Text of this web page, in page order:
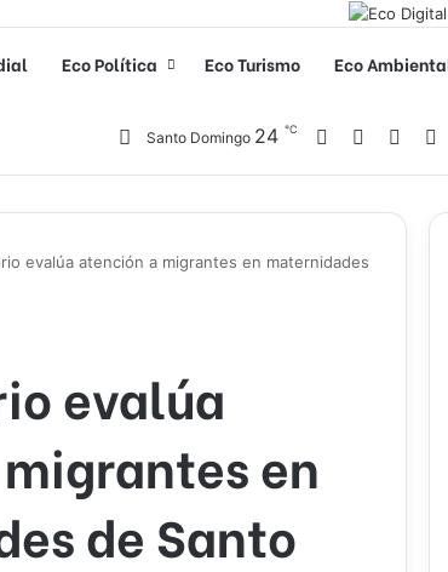
Eco Política Eco Turismo Eco
Santo Domingo 24 ℃ Facebook
evalúa atención a migrantes en maternidades
evalúa
en
de Santo